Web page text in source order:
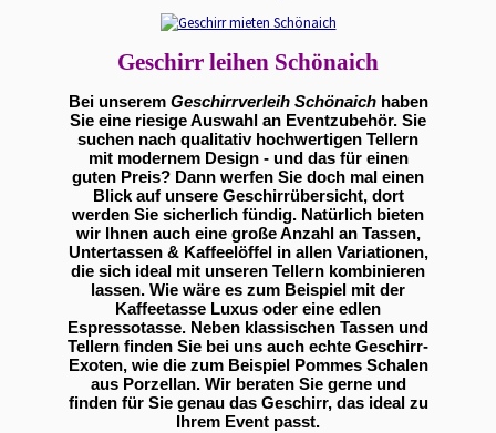
Geschirr leihen Schönaich
Bei unserem Geschirrverleih Schönaichhaben
Sie eine riesige Auswahl an Eventzubehör. Sie
suchen nach qualitativ hochwertigen Tellern
mit modernem Design - und das für einen
guten Preis? Dann werfen Sie doch mal einen
Blick auf unsere Geschirrübersicht, dort
werden Sie sicherlich fündig. Natürlich bieten
wir Ihnen auch eine große Anzahl an Tassen,
Untertassen & Kaffeelöffel in allen Variationen,
die sich ideal mit unseren Tellern kombinieren
lassen. Wie wäre es zum Beispiel mit der
Kaffeetasse Luxus oder eine edlen
Espressotasse. Neben klassischen Tassen und
Tellern finden Sie bei uns auch echte Geschirr-
Exoten, wie die zum Beispiel Pommes Schalen
aus Porzellan. Wir beraten Sie gerne und
finden für Sie genau das Geschirr, das ideal zu
Ihrem Event passt.